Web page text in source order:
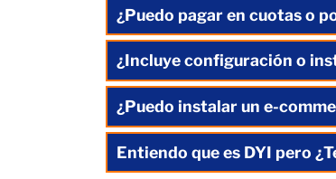
¿Puedo pagar en cuotas o
¿Incluye configuración o
¿Puedo instalar un e-
Entiendo que es DYI pero